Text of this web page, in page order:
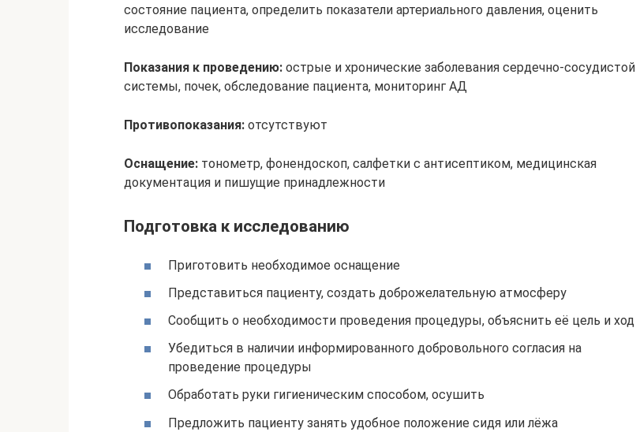
состояние пациента, определить показатели артериального давления, оценить
исследование
Показания к проведению: острые и хронические заболевания сердечно-сосудистой
системы, почек, обследование пациента, мониторинг АД
Противопоказания: отсутствуют
Оснащение: тонометр, фонендоскоп, салфетки с антисептиком, медицинская
документация и пишущие принадлежности
Подготовка к исследованию
Приготовить необходимое оснащение
Представиться пациенту, создать доброжелательную атмосферу
Сообщить о необходимости проведения процедуры, объяснить её цель и ход
Убедиться в наличии информированного добровольного согласия на
проведение процедуры
Обработать руки гигиеническим способом, осушить
Предложить пациенту занять удобное положение сидя или лёжа